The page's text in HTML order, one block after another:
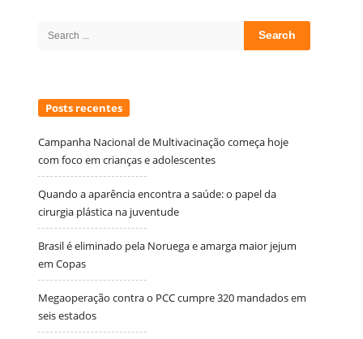
Search
Posts recentes
Campanha Nacional de Multivacinação começa hoje
com foco em crianças e adolescentes
Quando a aparência encontra a saúde: o papel da
cirurgia plástica na juventude
Brasil é eliminado pela Noruega e amarga maior jejum
em Copas
Megaoperação contra o PCC cumpre 320 mandados em
seis estados